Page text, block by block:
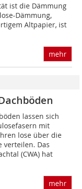
ist die Dämmung
Dämmung,
Altpapier, ist
mehr
lassen sich
mit
lose über die
verteilen. Das
(CWA) hat
mehr